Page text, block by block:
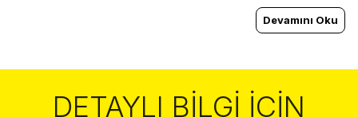
Devamını Oku
DETAYLI BILGI İÇIN